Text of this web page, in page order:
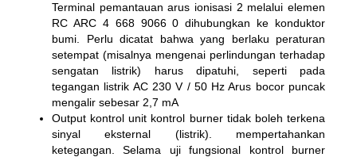
Terminal pemantauan arus ionisasi 2 melalui elemen
RC ARC 4 668 9066 0 dihubungkan ke konduktor
bumi. Perlu dicatat bahwa yang berlaku peraturan
setempat (misalnya mengenai perlindungan terhadap
sengatan listrik) harus dipatuhi, seperti pada
tegangan listrik AC 230 V / 50 Hz Arus bocor puncak
mengalir sebesar 2,7 mA
Output kontrol unit kontrol burner tidak boleh terkena
sinyal eksternal (listrik). mempertahankan
ketegangan. Selama uji fungsional kontrol burner